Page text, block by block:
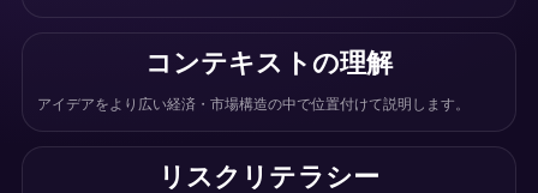
コンテキストの理解
アイデアをより広い経済・市場構造の中で位置付けて説明します。
リスクリテラシー